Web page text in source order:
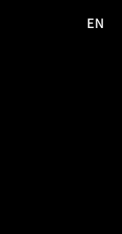
EN